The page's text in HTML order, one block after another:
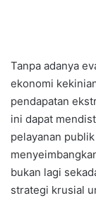
​Tanpa adanya
ekonomi
pendapatan
ini dapat
pelayanan
bukan lagi
strategi krusial